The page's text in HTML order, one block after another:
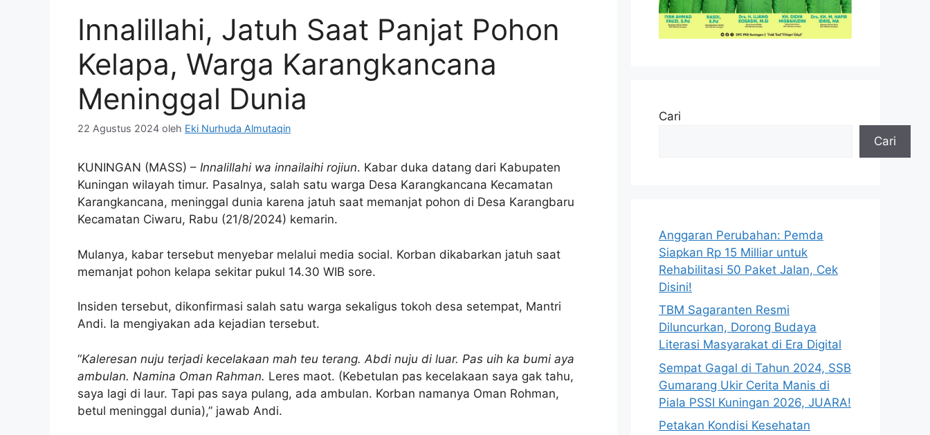
Innalillahi, Jatuh Saat Panjat Pohon
Kelapa, Warga Karangkancana
Meninggal Dunia
22 Agustus 2024 oleh Eki Nurhuda Almutaqin
KUNINGAN (MASS) – Innalillahi wa innailaihi rojiun. Kabar duka datang dari Kabupaten
Kuningan wilayah timur. Pasalnya, salah satu warga Desa Karangkancana Kecamatan
Karangkancana, meninggal dunia karena jatuh saat memanjat pohon di Desa Karangbaru
Kecamatan Ciwaru, Rabu (21/8/2024) kemarin.
Mulanya, kabar tersebut menyebar melalui media social. Korban dikabarkan jatuh saat
memanjat pohon kelapa sekitar pukul 14.30 WIB sore.
Insiden tersebut, dikonfirmasi salah satu warga sekaligus tokoh desa setempat, Mantri
Andi. Ia mengiyakan ada kejadian tersebut.
“Kaleresan nuju terjadi kecelakaan mah teu terang. Abdi nuju di luar. Pas uih ka bumi aya
ambulan. Namina Oman Rahman. Leres maot. (Kebetulan pas kecelakaan saya gak tahu,
saya lagi di laur. Tapi pas saya pulang, ada ambulan. Korban namanya Oman Rohman,
betul meninggal dunia),” jawab Andi.
Cari
Cari
Anggaran Perubahan: Pemda
Siapkan Rp 15 Milliar untuk
Rehabilitasi 50 Paket Jalan, Cek
Disini!
TBM Sagaranten Resmi
Diluncurkan, Dorong Budaya
Literasi Masyarakat di Era Digital
Sempat Gagal di Tahun 2024, SSB
Gumarang Ukir Cerita Manis di
Piala PSSI Kuningan 2026, JUARA!
Petakan Kondisi Kesehatan